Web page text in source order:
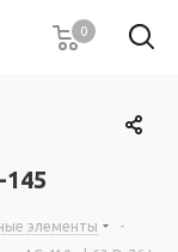
0
элементы
-